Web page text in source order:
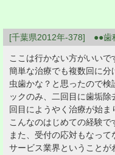
[千葉県2012年-378] ●●
ここは行かない方がいいで
簡単な治療でも複数回に分
虫歯かな？と思ったので
ックのみ、二回目に歯垢
回目にようやく治療が始ま
こんなのはじめての経験で
また、受付の応対もなって
サービス業界ということが